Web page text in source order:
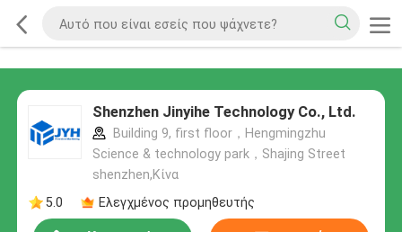
Shenzhen Jinyihe Technology Co., Ltd.
Building 9, first floor，Hengmingzhu
Science & technology park，Shajing Street
shenzhen,Κίνα
5.0
Ελεγχμένος προμηθευτής